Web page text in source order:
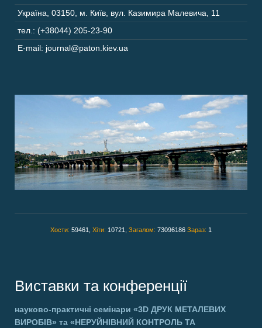
Україна, 03150, м. Київ, вул. Казимира Малевича, 11
тел.: (+38044) 205-23-90
E-mail: journal@paton.kiev.ua
Хости: 59461, Хіти: 10721, Загалом: 73096186 Зараз: 1
Виставки та конференції
науково-практичні семінари «3D ДРУК МЕТАЛЕВИХ
ВИРОБІВ» та «НЕРУЙНІВНИЙ КОНТРОЛЬ ТА